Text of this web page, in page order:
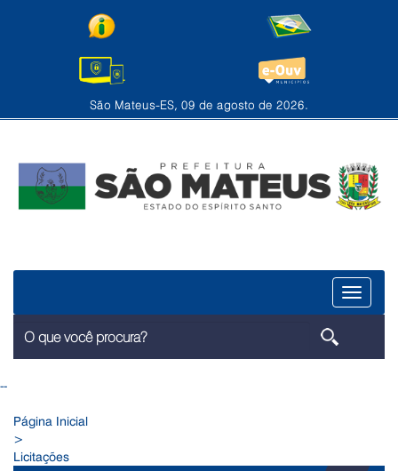
São Mateus-ES, 09 de agosto de 2026.
Menu
--
Página Inicial
>
Licitações